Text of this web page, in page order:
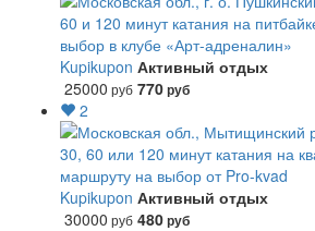
60 и 120 минут катания на
выбор в клубе «Арт-адреналин»
Kupikupon Активный отдых
25000 руб 770руб
2
30, 60 или 120 минут катания на
маршруту на выбор от Pro-kvad
Kupikupon Активный отдых
30000 руб 480руб